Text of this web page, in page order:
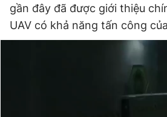
gần đây đã được giới thiệu
UAV có khả năng tấn công